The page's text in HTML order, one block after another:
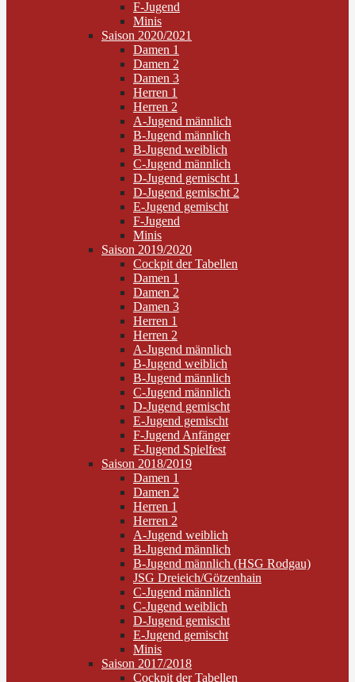
F-Jugend
Minis
Saison 2020/2021
Damen 1
Damen 2
Damen 3
Herren 1
Herren 2
A-Jugend männlich
B-Jugend männlich
B-Jugend weiblich
C-Jugend männlich
D-Jugend gemischt 1
D-Jugend gemischt 2
E-Jugend gemischt
F-Jugend
Minis
Saison 2019/2020
Cockpit der Tabellen
Damen 1
Damen 2
Damen 3
Herren 1
Herren 2
A-Jugend männlich
B-Jugend weiblich
B-Jugend männlich
C-Jugend männlich
D-Jugend gemischt
E-Jugend gemischt
F-Jugend Anfänger
F-Jugend Spielfest
Saison 2018/2019
Damen 1
Damen 2
Herren 1
Herren 2
A-Jugend weiblich
B-Jugend männlich
B-Jugend männlich (HSG Rodgau)
JSG Dreieich/Götzenhain
C-Jugend männlich
C-Jugend weiblich
D-Jugend gemischt
E-Jugend gemischt
Minis
Saison 2017/2018
Cockpit der Tabellen